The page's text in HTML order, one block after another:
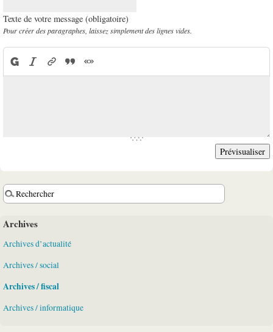
Texte de votre message (obligatoire)
Pour créer des paragraphes, laissez simplement des lignes vides.
Archives
Archives d’actualité
Archives / social
Archives / fiscal
Archives / informatique